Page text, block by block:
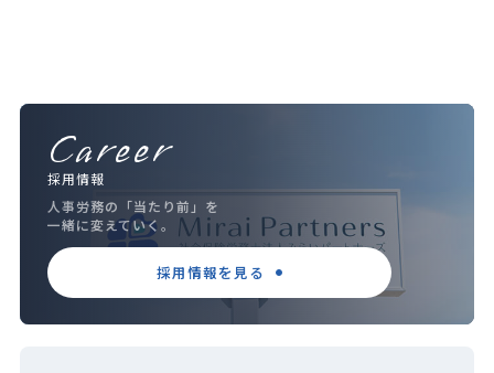
Career
採用情報
人事労務の「当たり前」を
一緒に変えていく。
採用情報を見る